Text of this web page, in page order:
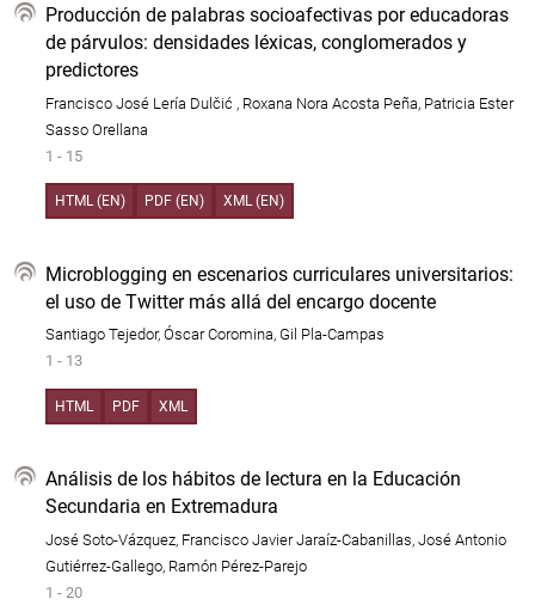
Producción de palabras socioafectivas por educadoras
de párvulos: densidades léxicas, conglomerados y
predictores
Francisco José Lería Dulčić , Roxana Nora Acosta Peña, Patricia Ester
Sasso Orellana
1 - 15
HTML (EN) PDF (EN) XML (EN)
Microblogging en escenarios curriculares universitarios:
el uso de Twitter más allá del encargo docente
Santiago Tejedor, Óscar Coromina, Gil Pla-Campas
1 - 13
HTML PDF XML
Análisis de los hábitos de lectura en la Educación
Secundaria en Extremadura
José Soto-Vázquez, Francisco Javier Jaraíz-Cabanillas, José Antonio
Gutiérrez-Gallego, Ramón Pérez-Parejo
1 - 20